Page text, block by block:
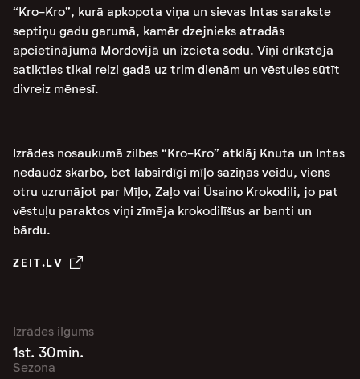
“Kro-Kro”, kurā apkopota viņa un sievas Intas sarakste
septiņu gadu garumā, kamēr dzejnieks atradās
apcietinājumā Mordovijā un izcieta sodu. Viņi drīkstēja
satikties tikai reizi gadā uz trim dienām un vēstules sūtīt
divreiz mēnesī.
Izrādes nosaukumā zilbes “Kro-Kro” atklāj Knuta un Intas
nedaudz skarbo, bet labsirdīgi mīļo saziņas veidu, viens
otru uzrunājot par Mīļo, Zaļo vai Ūsaino Krokodili, jo pat
vēstuļu paraktos viņi zīmēja krokodilīšus ar banti un
bārdu.
ZEIT.LV
Izrādes ilgums
1st. 30min.
Sezona